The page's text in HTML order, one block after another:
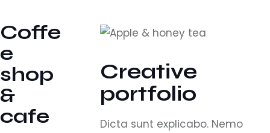
Coffe
e
shop
&
cafe
Creative
portfolio
Dicta sunt explicabo. Nemo